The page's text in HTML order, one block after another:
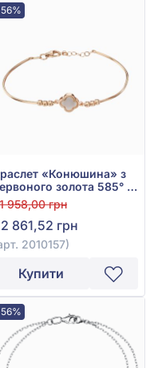
«Конюшина» з
золота 585° з
арт.
958,00 грн
861,52 грн
2010157)
Купити